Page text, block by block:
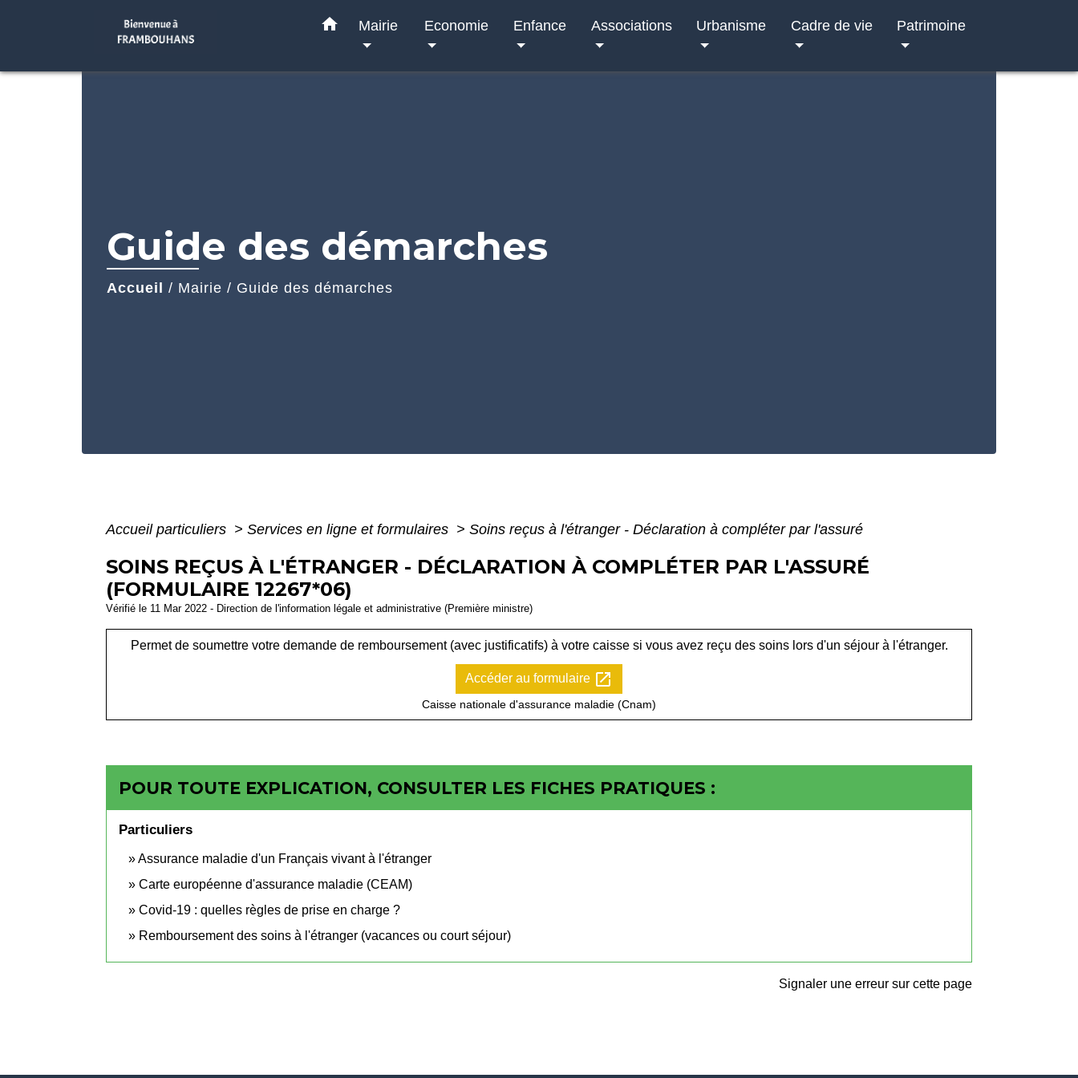
home Mairie Economie Enfance Associations Urbanisme Cadre de vie Patrimoine
Guide des démarches
Accueil / Mairie / Guide des démarches
Accueil particuliers > Services en ligne et formulaires > Soins reçus à l'étranger - Déclaration à compléter par l'assuré
SOINS REÇUS À L'ÉTRANGER - DÉCLARATION À COMPLÉTER PAR L'ASSURÉ
(FORMULAIRE 12267*06)
Vérifié le 11 Mar 2022 - Direction de l'information légale et administrative (Première ministre)
Permet de soumettre votre demande de remboursement (avec justificatifs) à votre caisse si vous avez reçu des soins lors d'un séjour à l'étranger.
Accéder au formulaire open_in_new
Caisse nationale d'assurance maladie (Cnam)
POUR TOUTE EXPLICATION, CONSULTER LES FICHES PRATIQUES :
Particuliers
Assurance maladie d'un Français vivant à l'étranger
Carte européenne d'assurance maladie (CEAM)
Covid-19 : quelles règles de prise en charge ?
Remboursement des soins à l'étranger (vacances ou court séjour)
Signaler une erreur sur cette page